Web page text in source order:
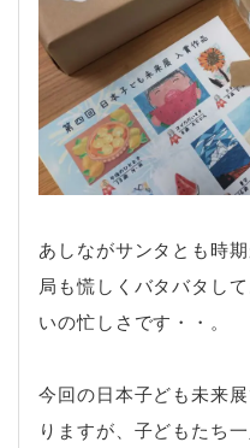
あしながサンタとも時
局も慌しくバタバタし
いの忙しさです・・。
今回の日本子ども未来
りますが、子どもたち